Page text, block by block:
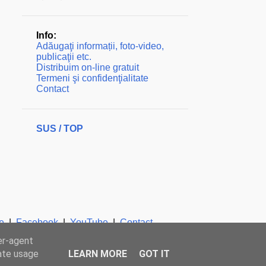
Info:
Adăugaţi informații, foto-video,
publicaţii etc.
Distribuim on-line gratuit
Termeni şi confidenţialitate
Contact
SUS / TOP
|Facebook|YouTube|Contact
agent
usage
LEARN MORE GOT IT